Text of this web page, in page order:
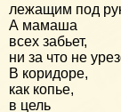
лежащим под
А мамаша
всех забьет,
ни за что не
В коридоре,
как копье,
в цель